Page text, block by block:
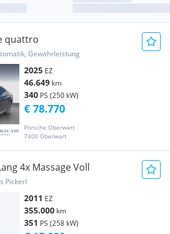
quattro
Gewährleistung
2025 EZ
46.649 km
340 PS (250 kW)
Porsche Oberwart
7400 Oberwart
€ 78.770
4x Massage Voll
Pickerl
2011 EZ
355.000 km
351 PS (258 kW)